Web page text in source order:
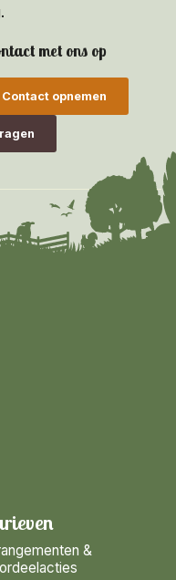
met ons op
Contact opnemen
&